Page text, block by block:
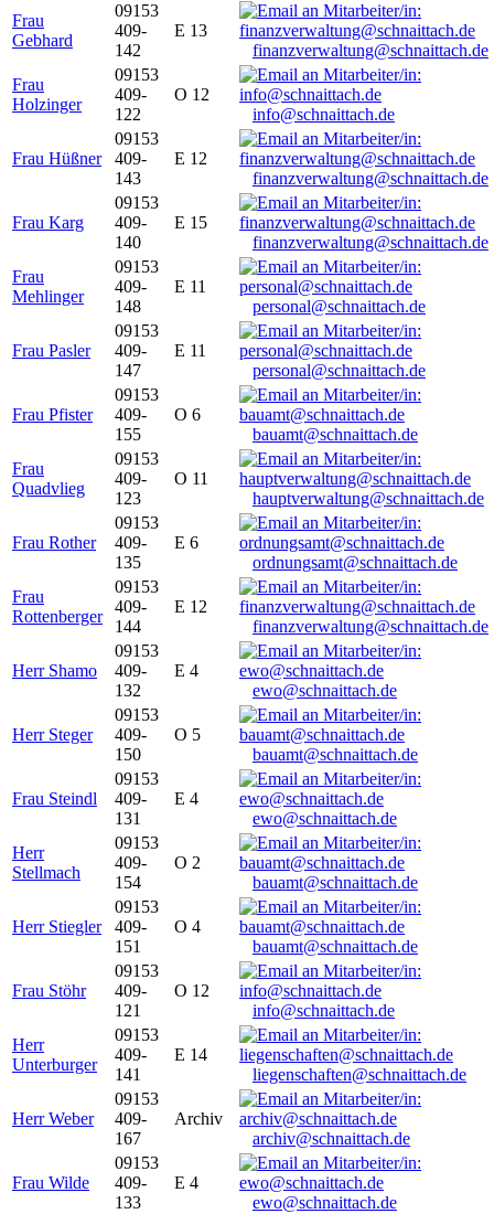
Frau
Gebhard
09153
409-
142
E 13
finanzverwaltung@schnaittach.de
Frau
Holzinger
09153
409-
122
O 12
info@schnaittach.de
Frau Hüßner
09153
409-
143
E 12
finanzverwaltung@schnaittach.de
Frau Karg
09153
409-
140
E 15
finanzverwaltung@schnaittach.de
Frau
Mehlinger
09153
409-
148
E 11
personal@schnaittach.de
Frau Pasler
09153
409-
147
E 11
personal@schnaittach.de
Frau Pfister
09153
409-
155
O 6
bauamt@schnaittach.de
Frau
Quadvlieg
09153
409-
123
O 11
hauptverwaltung@schnaittach.de
Frau Rother
09153
409-
135
E 6
ordnungsamt@schnaittach.de
Frau
Rottenberger
09153
409-
144
E 12
finanzverwaltung@schnaittach.de
Herr Shamo
09153
409-
132
E 4
ewo@schnaittach.de
Herr Steger
09153
409-
150
O 5
bauamt@schnaittach.de
Frau Steindl
09153
409-
131
E 4
ewo@schnaittach.de
Herr
Stellmach
09153
409-
154
O 2
bauamt@schnaittach.de
Herr Stiegler
09153
409-
151
O 4
bauamt@schnaittach.de
Frau Stöhr
09153
409-
121
O 12
info@schnaittach.de
Herr
Unterburger
09153
409-
141
E 14
liegenschaften@schnaittach.de
Herr Weber
09153
409-
167
Archiv
archiv@schnaittach.de
Frau Wilde
09153
409-
133
E 4
ewo@schnaittach.de